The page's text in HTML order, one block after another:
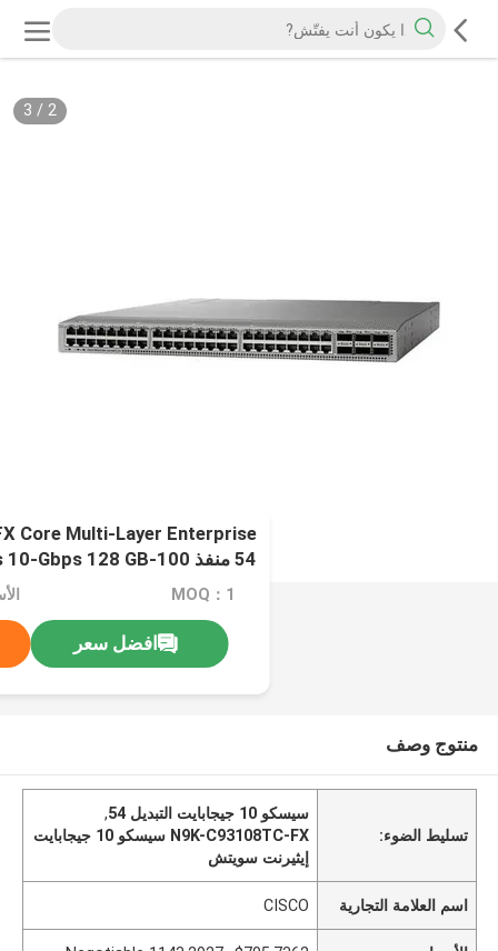
2
/
3
Core Multi-Layer Enterprise
SSD
MOQ：1
افضل سعر
منتوج وصف
تسليط الضوء:
سيسكو 10 جيجابايت التبديل 54
,
N9K-C93108TC-FX سيسكو 10 جيجابايت
إيثيرنت سويتش
اسم العلامة التجارية CISCO